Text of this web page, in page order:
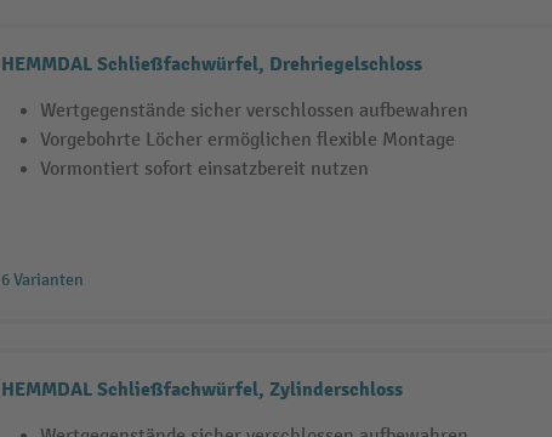
HEMMDAL Schließfachwürfel, Drehriegelschloss
Wertgegenstände sicher verschlossen aufbewahren
Vorgebohrte Löcher ermöglichen flexible Montage
Vormontiert sofort einsatzbereit nutzen
6 Varianten
HEMMDAL Schließfachwürfel, Zylinderschloss